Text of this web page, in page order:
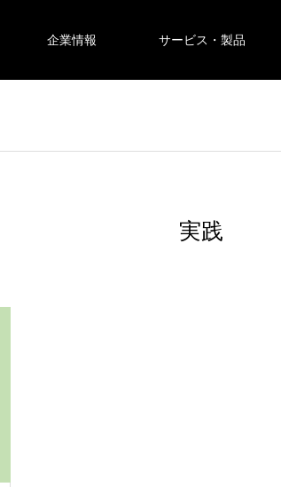
企業情報 サービス・製品
実践